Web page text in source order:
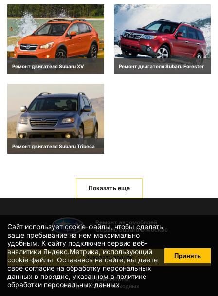
Ремонт двигателя Subaru XV Ремонт двигателя Subaru Forester
Ремонт двигателя Subaru Tribeca
Показать еще
Сайт использует cookie-файлы, чтобы сделать
ваше пребывание на нем максимально
удобным. К cайту подключен сервис веб-
аналитики Яндекс.Метрика, использующий
cookie-файлы. Оставаясь на сайте, вы даете
своесогласие на обработку персональных
данных в порядке, указанном вполитике
обработки персональных данных
Принять
Ремонт автомобилей
Сервис Subaru в Москве
Режим работы:
с 9:00 до 21:00 без выходных
Заказать звонок